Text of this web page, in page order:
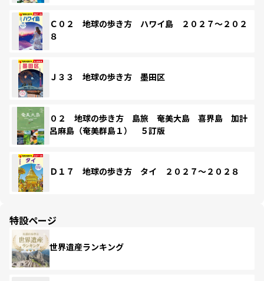
Ｃ０２ 地球の歩き方 ハワイ島 ２０２７～２０２
８
Ｊ３３ 地球の歩き方 墨田区
０２ 地球の歩き方 島旅 奄美大島 喜界島 加計
呂麻島（奄美群島１） ５訂版
Ｄ１７ 地球の歩き方 タイ ２０２７～２０２８
特設ページ
世界遺産ランキング